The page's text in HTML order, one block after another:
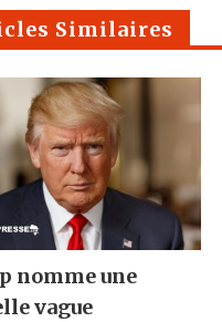
Similaires
nomme une
vague